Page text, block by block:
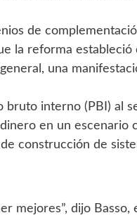
de
la reforma estableció
una
bruto interno (PBI) al
en un escenario
construcción de
mejores”, dijo Basso,